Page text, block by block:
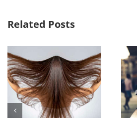
Related Posts